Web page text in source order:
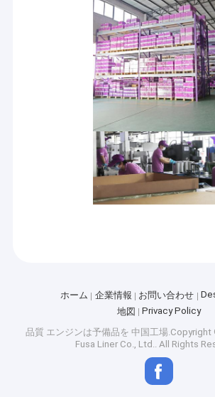
ホーム 企業情報 お問い合わせ
地図
Privacy Policy
品質 エンジンは予備品を 中国工場.Copyright
Fusa Liner Co., Ltd.. All Rights